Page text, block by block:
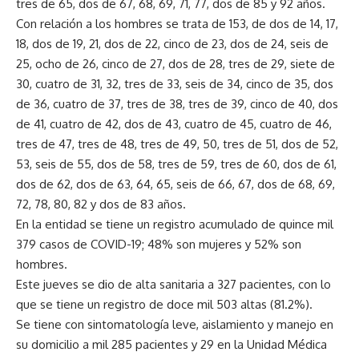
tres de 65, dos de 67, 68, 69, 71, 77, dos de 85 y 92 años.
Con relación a los hombres se trata de 153, de dos de 14, 17,
18, dos de 19, 21, dos de 22, cinco de 23, dos de 24, seis de
25, ocho de 26, cinco de 27, dos de 28, tres de 29, siete de
30, cuatro de 31, 32, tres de 33, seis de 34, cinco de 35, dos
de 36, cuatro de 37, tres de 38, tres de 39, cinco de 40, dos
de 41, cuatro de 42, dos de 43, cuatro de 45, cuatro de 46,
tres de 47, tres de 48, tres de 49, 50, tres de 51, dos de 52,
53, seis de 55, dos de 58, tres de 59, tres de 60, dos de 61,
dos de 62, dos de 63, 64, 65, seis de 66, 67, dos de 68, 69,
72, 78, 80, 82 y dos de 83 años.
En la entidad se tiene un registro acumulado de quince mil
379 casos de COVID-19; 48% son mujeres y 52% son
hombres.
Este jueves se dio de alta sanitaria a 327 pacientes, con lo
que se tiene un registro de doce mil 503 altas (81.2%).
Se tiene con sintomatología leve, aislamiento y manejo en
su domicilio a mil 285 pacientes y 29 en la Unidad Médica